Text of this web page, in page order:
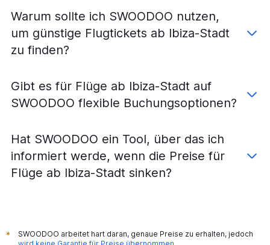
Warum sollte ich SWOODOO nutzen,
um günstige Flugtickets ab Ibiza-Stadt
zu finden?
Gibt es für Flüge ab Ibiza-Stadt auf
SWOODOO flexible Buchungsoptionen?
Hat SWOODOO ein Tool, über das ich
informiert werde, wenn die Preise für
Flüge ab Ibiza-Stadt sinken?
*
SWOODOO arbeitet hart daran, genaue Preise zu erhalten, jedoch